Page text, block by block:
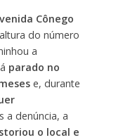
Cônego
do número
a
parado no
e, durante
a denúncia, a
o local e